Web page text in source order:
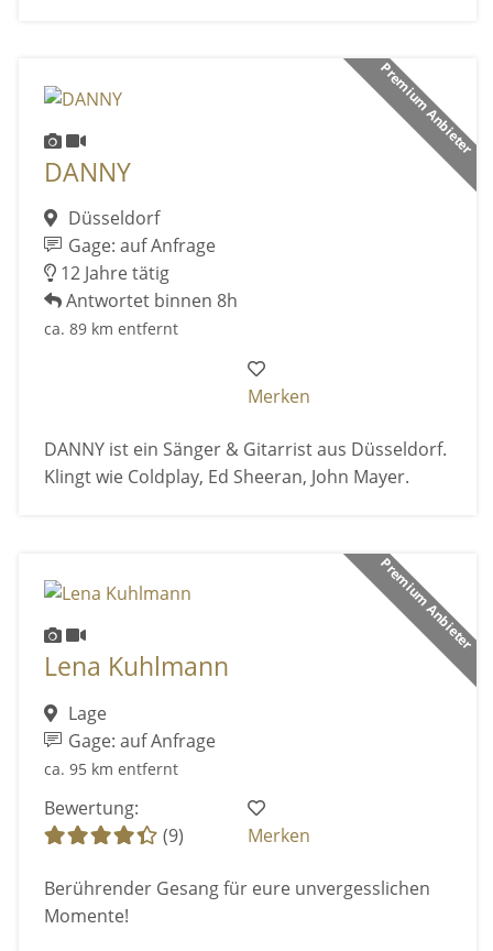
Premium Anbieter
DANNY
Düsseldorf
Gage: auf Anfrage
12 Jahre tätig
Antwortet binnen 8h
ca. 89 km entfernt
Merken
DANNY ist ein Sänger & Gitarrist aus Düsseldorf.
Klingt wie Coldplay, Ed Sheeran, John Mayer.
Premium Anbieter
Lena Kuhlmann
Lage
Gage: auf Anfrage
ca. 95 km entfernt
Bewertung:
(9)
Merken
Berührender Gesang für eure unvergesslichen
Momente!